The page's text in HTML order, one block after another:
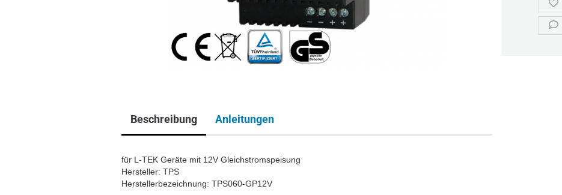
Beschreibung Anleitungen
für L-TEK Geräte mit 12V Gleichstromspeisung
Hersteller: TPS
Herstellerbezeichnung: TPS060-GP12V